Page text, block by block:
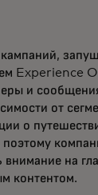
Experience
и
от
о
внимание на
контентом.